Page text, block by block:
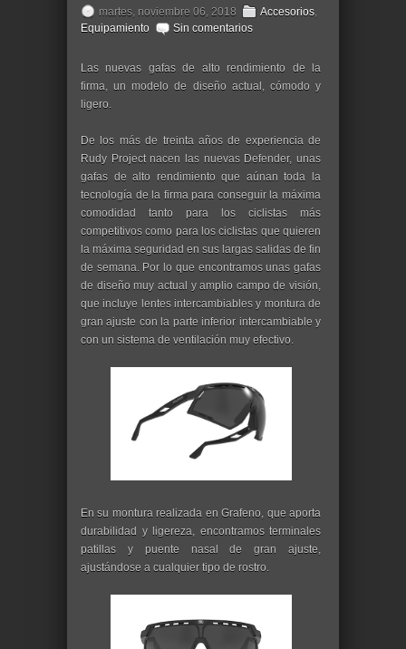
martes, noviembre 06, 2018 Accesorios,
Equipamiento
Sin comentarios
Las nuevas gafas de alto rendimiento de la
firma, un modelo de diseño actual, cómodo y
ligero.
De los más de treinta años de experiencia de
Rudy Project nacen las nuevas Defender, unas
gafas de alto rendimiento que aúnan toda la
tecnología de la firma para conseguir la máxima
comodidad tanto para los ciclistas más
competitivos como para los ciclistas que quieren
la máxima seguridad en sus largas salidas de fin
de semana. Por lo que encontramos unas gafas
de diseño muy actual y amplio campo de visión,
que incluye lentes intercambiables y montura de
gran ajuste con la parte inferior intercambiable y
con un sistema de ventilación muy efectivo.
En su montura realizada en Grafeno, que aporta
durabilidad y ligereza, encontramos terminales
patillas y puente nasal de gran ajuste,
ajustándose a cualquier tipo de rostro.